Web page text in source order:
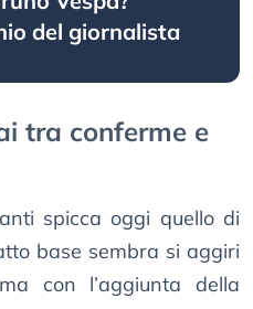
del giornalista
tra conferme e
spicca oggi quello di
base sembra si aggiri
con l’aggiunta della